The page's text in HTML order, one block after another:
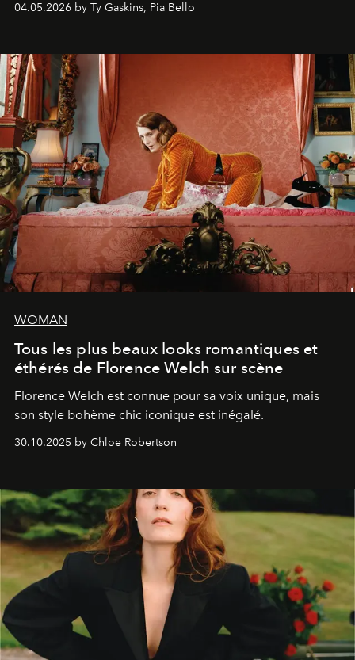
04.05.2026 by Ty Gaskins, Pia Bello
WOMAN
Tous les plus beaux looks romantiques et
éthérés de Florence Welch sur scène
Florence Welch est connue pour sa voix unique, mais
son style bohème chic iconique est inégalé.
30.10.2025 by Chloe Robertson